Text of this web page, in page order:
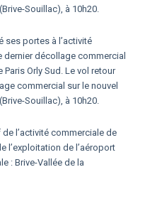
Souillac), à 10h20.
ses portes à l’activité
dernier décollage commercial
Orly Sud. Le vol retour
commercial sur le nouvel
Souillac), à 10h20.
l’activité commerciale de
l’exploitation de l’aéroport
: Brive-Vallée de la